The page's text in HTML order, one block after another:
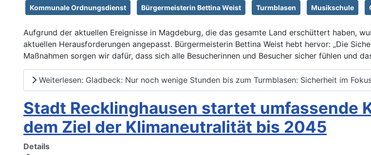
Kommunale Ordnungsdienst Bürgermeisterin Bettina Weist Turmblasen Musikschule
Aufgrund der aktuellen Ereignisse in Magdeburg, die das gesamte Land erschüttert haben,
aktuellen Herausforderungen angepasst. Bürgermeisterin Bettina Weist hebt hervor: „Die
Maßnahmen sorgen wir dafür, dass sich alle Besucherinnen und Besucher sicher fühlen und
Weiterlesen: Gladbeck: Nur noch wenige Stunden bis zum Turmblasen: Sicherheit im
Stadt Recklinghausen startet umfassende
dem Ziel der Klimaneutralität bis 2045
Details